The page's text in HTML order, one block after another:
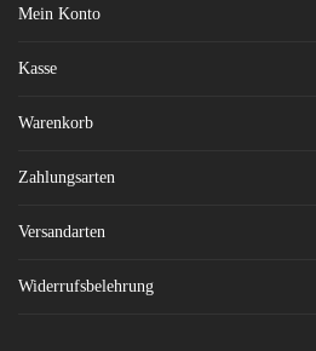
Mein Konto
Kasse
Warenkorb
Zahlungsarten
Versandarten
Widerrufsbelehrung